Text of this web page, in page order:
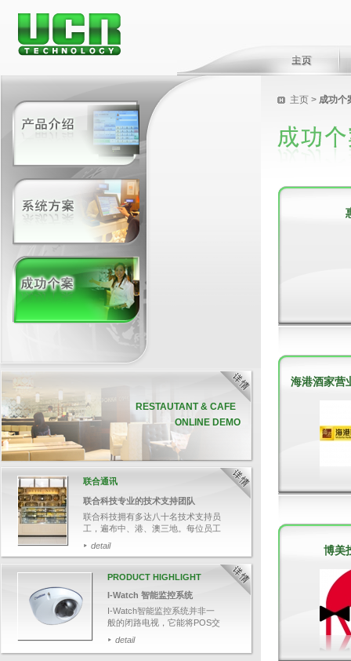
RESTAUTANT & CAFE
ONLINE DEMO
联合通讯
联合科技专业的技术支持团队
联合科技拥有多达八十名技术支持员
工，遍布中、港、澳三地。每位员工
培训员的严格评核，确保他们有充足
的技术知识，帮助客户解答各种疑
难。
员郑先生，了解联合科技如何为客人
提供迅速和专业的技术支持服务。
detail
PRODUCT HIGHLIGHT
I-Watch 智能监控系统
I-Watch智能监控系统并非一
般的闭路电视，它能将POS交
入关键文字，如：项目名称、
整单取消、更改付款等，快速
detail
主页 > 成功个
海港酒家营
博美